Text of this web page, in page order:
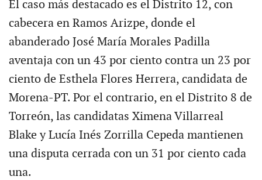
El caso más destacado es el Distrito 12, con
cabecera en Ramos Arizpe, donde el
abanderado José María Morales Padilla
aventaja con un 43 por ciento contra un 23 por
ciento de Esthela Flores Herrera, candidata de
Morena-PT. Por el contrario, en el Distrito 8 de
Torreón, las candidatas Ximena Villarreal
Blake y Lucía Inés Zorrilla Cepeda mantienen
una disputa cerrada con un 31 por ciento cada
una.